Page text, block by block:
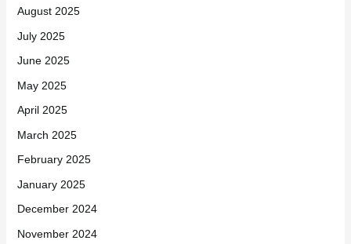
August 2025
July 2025
June 2025
May 2025
April 2025
March 2025
February 2025
January 2025
December 2024
November 2024